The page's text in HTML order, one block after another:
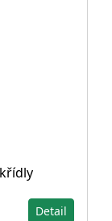
Detail